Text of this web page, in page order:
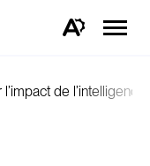
Ouvrez
d'accessibilité.
la
l’impact de